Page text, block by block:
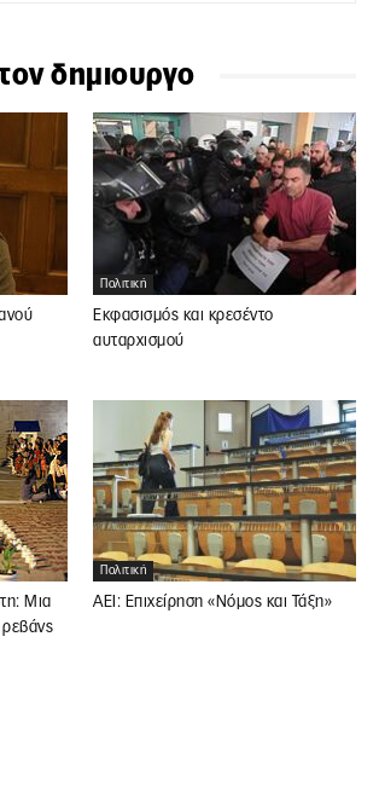
δημιουργο
Πολιτική
Εκφασισμός και κρεσέντο
αυταρχισμού
Μια
ρεβάνς
Πολιτική
ΑΕΙ: Επιχείρηση «Νόμος και Τάξη»